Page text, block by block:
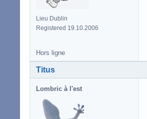
Lieu Dublin
Registered 19.10.2006
Hors ligne
Titus
Lombric à l'est